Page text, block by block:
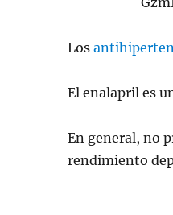
Los
El enalapril es
En general, no
rendimiento